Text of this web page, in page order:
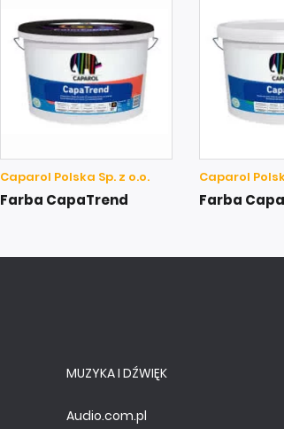
Caparol Polska Sp. z o.o.
Farba CapaTrend
Caparol
Farba
MUZYKA I DŹWIĘK
Audio.com.pl